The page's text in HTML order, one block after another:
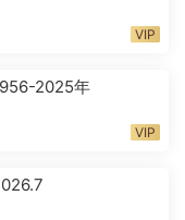
VIP
2025年
VIP